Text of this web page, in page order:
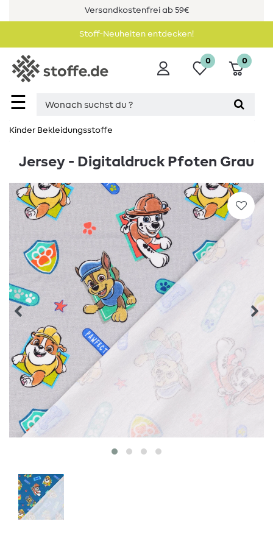
Versandkostenfrei ab 59€
Stoff-Neuheiten entdecken!
☰
0 0
Kinder Bekleidungsstoffe
Jersey - Digitaldruck Pfoten Grau